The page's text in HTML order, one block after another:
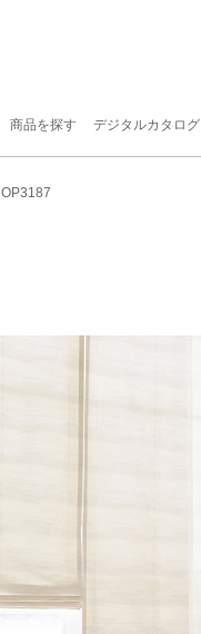
商品を探す デジタルカタログ
OP3187